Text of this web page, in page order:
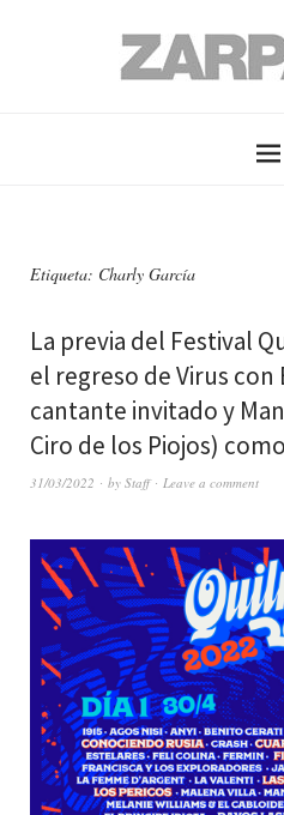
Etiqueta: Charly García
La previa del Festival
el regreso de Virus con
cantante invitado y
Ciro de los Piojos)
31/03/2022 by Staff Leave a comment